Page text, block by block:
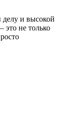
делу и высокой
это не только